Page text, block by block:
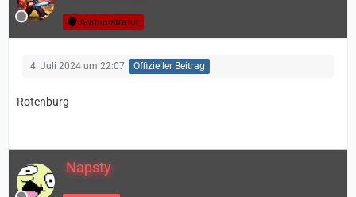
Administrator
4. Juli 2024 um 22:07 Offizieller Beitrag
Rotenburg
Napsty